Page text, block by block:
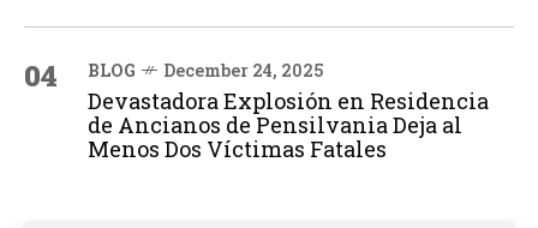
04 BLOG December 24, 2025
Devastadora Explosión en Residencia
de Ancianos de Pensilvania Deja al
Menos Dos Víctimas Fatales